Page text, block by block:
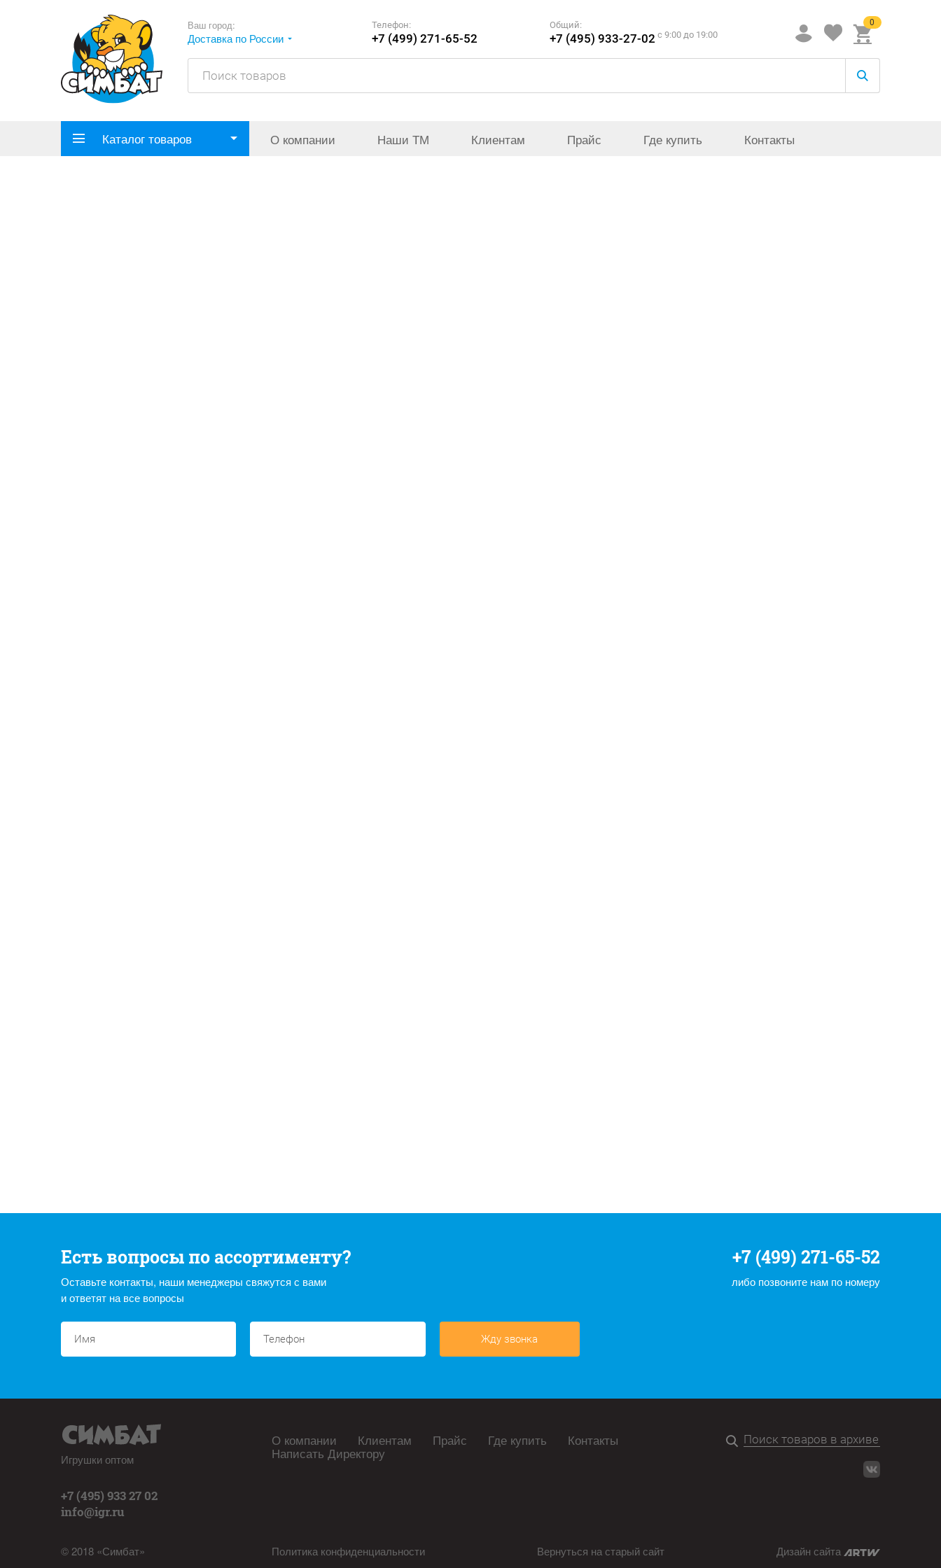
Ваш город:
Доставка по России
Телефон:
+7 (499) 271-65-52
Общий:
+7 (495) 933-27-02 c 9:00 до 19:00
0
Каталог товаров О компании Наши ТМ Клиентам Прайс Где купить Контакты
Есть вопросы по ассортименту?
Оставьте контакты, наши менеджеры свяжутся с вами
и ответят на все вопросы
+7 (499) 271-65-52
либо позвоните нам по номеру
Жду звонка
Игрушки оптом
+7 (495) 933 27 02
info@igr.ru
© 2018 «Симбат»
О компании Клиентам Прайс Где купить Контакты
Написать Директору
Политика конфиденциальности Вернуться на старый сайт Дизайн сайта